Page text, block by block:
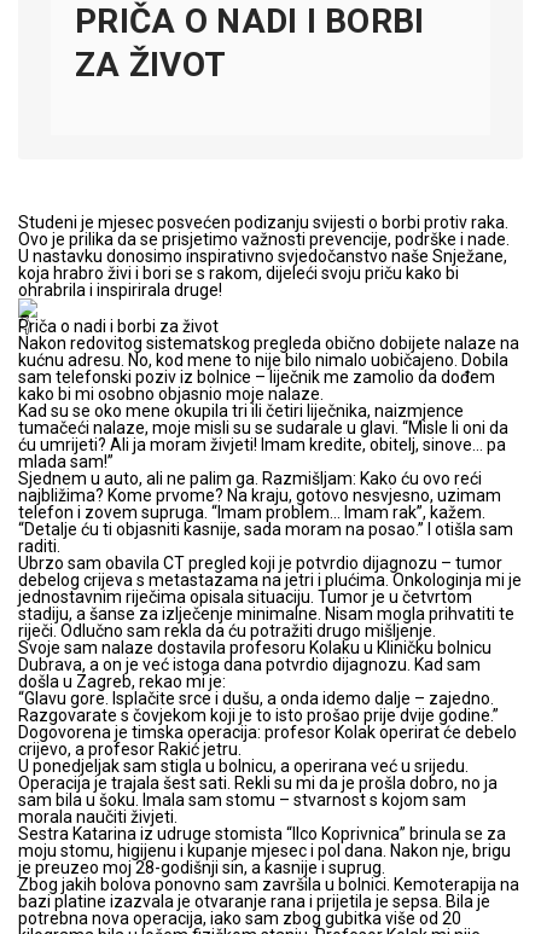
PRIČA O NADI I BORBI
ZA ŽIVOT
Studeni je mjesec posvećen podizanju svijesti o borbi protiv raka.
Ovo je prilika da se prisjetimo važnosti prevencije, podrške i nade.
U nastavku donosimo inspirativno svjedočanstvo naše Snježane,
koja hrabro živi i bori se s rakom, dijeleći svoju priču kako bi
ohrabrila i inspirirala druge!
Priča o nadi i borbi za život
Nakon redovitog sistematskog pregleda obično dobijete nalaze na
kućnu adresu. No, kod mene to nije bilo nimalo uobičajeno. Dobila
sam telefonski poziv iz bolnice – liječnik me zamolio da dođem
kako bi mi osobno objasnio moje nalaze.
Kad su se oko mene okupila tri ili četiri liječnika, naizmjence
tumačeći nalaze, moje misli su se sudarale u glavi. “Misle li oni da
ću umrijeti? Ali ja moram živjeti! Imam kredite, obitelj, sinove… pa
mlada sam!”
Sjednem u auto, ali ne palim ga. Razmišljam: Kako ću ovo reći
najbližima? Kome prvome? Na kraju, gotovo nesvjesno, uzimam
telefon i zovem supruga. “Imam problem… Imam rak”, kažem.
“Detalje ću ti objasniti kasnije, sada moram na posao.” I otišla sam
raditi.
Ubrzo sam obavila CT pregled koji je potvrdio dijagnozu – tumor
debelog crijeva s metastazama na jetri i plućima. Onkologinja mi je
jednostavnim riječima opisala situaciju. Tumor je u četvrtom
stadiju, a šanse za izlječenje minimalne. Nisam mogla prihvatiti te
riječi. Odlučno sam rekla da ću potražiti drugo mišljenje.
Svoje sam nalaze dostavila profesoru Kolaku u Kliničku bolnicu
Dubrava, a on je već istoga dana potvrdio dijagnozu. Kad sam
došla u Zagreb, rekao mi je:
“Glavu gore. Isplačite srce i dušu, a onda idemo dalje – zajedno.
Razgovarate s čovjekom koji je to isto prošao prije dvije godine.”
Dogovorena je timska operacija: profesor Kolak operirat će debelo
crijevo, a profesor Rakić jetru.
U ponedjeljak sam stigla u bolnicu, a operirana već u srijedu.
Operacija je trajala šest sati. Rekli su mi da je prošla dobro, no ja
sam bila u šoku. Imala sam stomu – stvarnost s kojom sam
morala naučiti živjeti.
Sestra Katarina iz udruge stomista “Ilco Koprivnica” brinula se za
moju stomu, higijenu i kupanje mjesec i pol dana. Nakon nje, brigu
je preuzeo moj 28-godišnji sin, a kasnije i suprug.
Zbog jakih bolova ponovno sam završila u bolnici. Kemoterapija na
bazi platine izazvala je otvaranje rana i prijetila je sepsa. Bila je
potrebna nova operacija, iako sam zbog gubitka više od 20